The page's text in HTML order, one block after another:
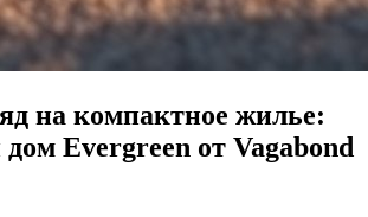
на компактное жилье:
Evergreen от Vagabond